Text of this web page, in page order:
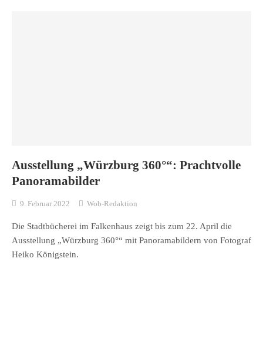
Ausstellung „Würzburg 360°“: Prachtvolle
Panoramabilder
9. Februar 2022 Wob-Redaktion
Die Stadtbücherei im Falkenhaus zeigt bis zum 22. April die
Ausstellung „Würzburg 360°“ mit Panoramabildern von Fotograf
Heiko Königstein.